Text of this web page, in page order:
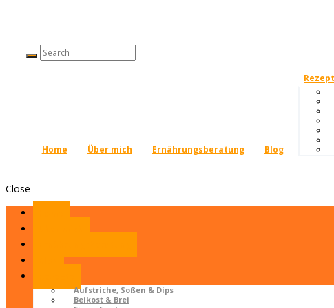
Home Über mich Ernährungsberatung Blog
Close
Aufstriche, Soßen & Dips
Beikost & Brei